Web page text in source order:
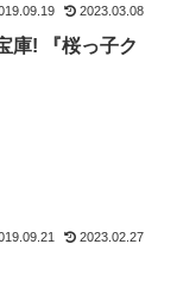
2023.03.08
庫! 『桜っ子ク
2023.02.27